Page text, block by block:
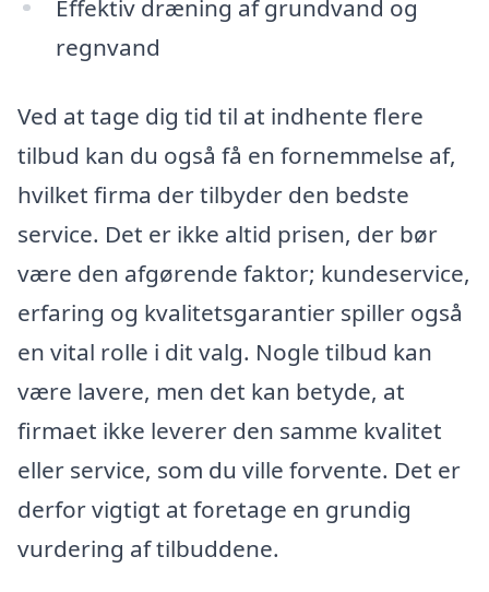
Effektiv dræning af grundvand og
regnvand
Ved at tage dig tid til at indhente flere
tilbud kan du også få en fornemmelse af,
hvilket firma der tilbyder den bedste
service. Det er ikke altid prisen, der bør
være den afgørende faktor; kundeservice,
erfaring og kvalitetsgarantier spiller også
en vital rolle i dit valg. Nogle tilbud kan
være lavere, men det kan betyde, at
firmaet ikke leverer den samme kvalitet
eller service, som du ville forvente. Det er
derfor vigtigt at foretage en grundig
vurdering af tilbuddene.